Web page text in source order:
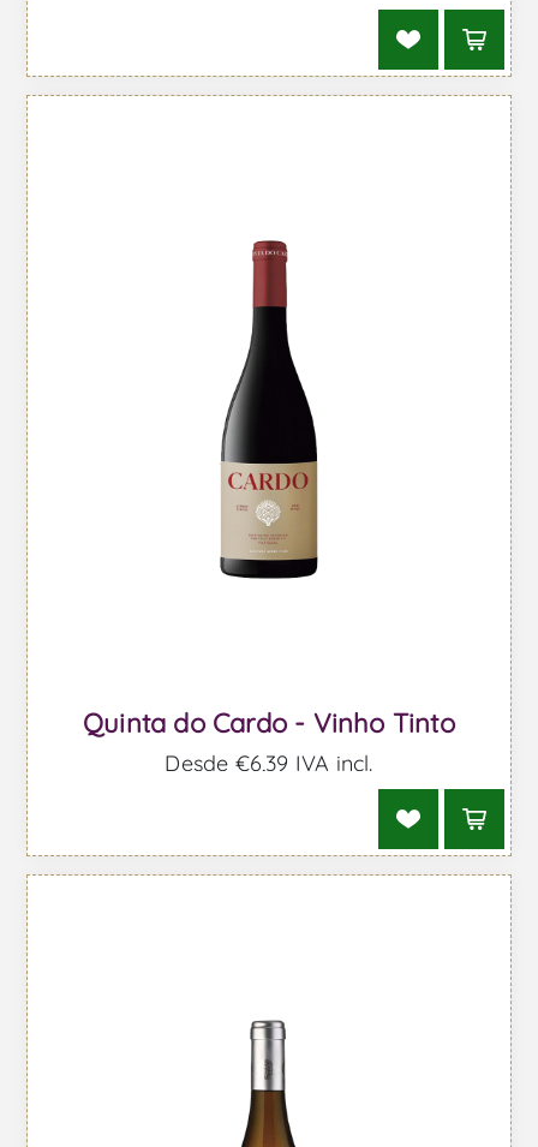
Quinta do Cardo - Vinho Tinto
Desde €6,39 IVA incl.